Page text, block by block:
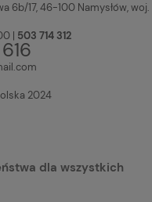
6b/17, 46-100 Namysłów, woj.
| 503 714 312
2024
dla wszystkich